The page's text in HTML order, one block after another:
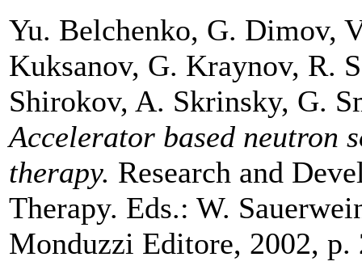
Yu. Belchenko, G. Dimov,
Kuksanov, G. Kraynov, R.
Shirokov, A. Skrinsky, G.
Accelerator based neutron
therapy. Research and
Therapy. Eds.: W.
Monduzzi Editore, 2002, p.